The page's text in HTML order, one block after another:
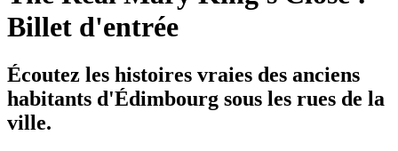
Billet d'entrée
Écoutez les histoires vraies des anciens
habitants d'Édimbourg sous les rues de la
ville.